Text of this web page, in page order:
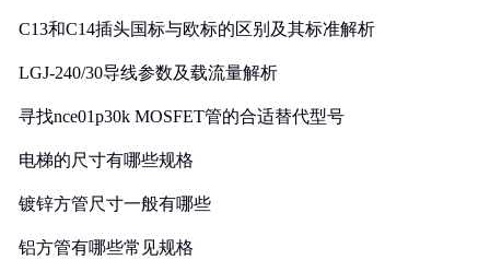
C13和C14插头国标与欧标的区别及其标准解析
LGJ-240/30导线参数及载流量解析
寻找nce01p30k MOSFET管的合适替代型号
电梯的尺寸有哪些规格
镀锌方管尺寸一般有哪些
铝方管有哪些常见规格